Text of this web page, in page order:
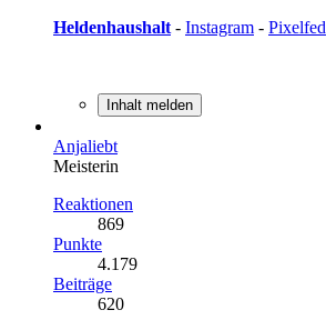
Heldenhaushalt - Instagram - Pixelfed
Inhalt melden
Anjaliebt
Meisterin
Reaktionen
869
Punkte
4.179
Beiträge
620